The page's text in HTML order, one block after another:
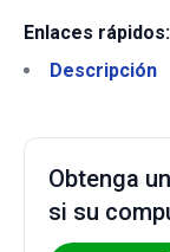
Enlaces rápidos:
Descripción
Obtenga
si su